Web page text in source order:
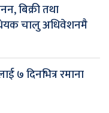
बिक्री तथा
चालु अधिवेशनमै
७ दिनभित्र रमाना